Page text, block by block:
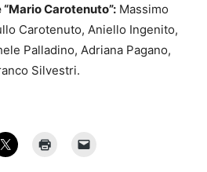
Carotenuto”: Massimo
Carotenuto, Aniello Ingenito,
Palladino, Adriana Pagano,
Silvestri.